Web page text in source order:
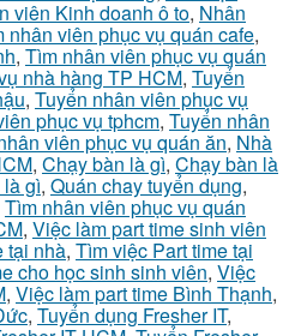
viên Kinh doanh ô to, Nhân
nhân viên phục vụ quán cafe,
, Tìm nhân viên phục vụ quán
nhà hàng TP HCM, Tuyển
, Tuyển nhân viên phục vụ
phục vụ tphcm, Tuyển nhân
viên phục vụ quán ăn, Nhà
, Chạy bàn là gì, Chạy bàn là
gì, Quán chay tuyển dụng,
Tìm nhân viên phục vụ quán
, Việc làm part time sinh viên
tại nhà, Tìm việc Part time tại
cho học sinh sinh viên, Việc
, Việc làm part time Bình Thạnh,
, Tuyển dụng Fresher IT,